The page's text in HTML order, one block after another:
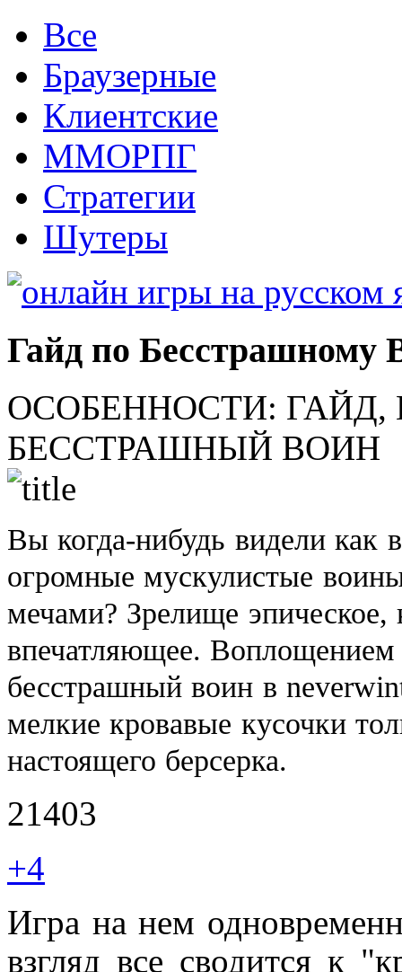
Все
Браузерные
Клиентские
ММОРПГ
Стратегии
Шутеры
Гайд по Бесстрашному
ОСОБЕННОСТИ: ГАЙД,
БЕССТРАШНЫЙ ВОИН
Вы когда-нибудь видели как
огромные мускулистые
мечами? Зрелище эпическое,
впечатляющее. Воплощением
бесстрашный воин в
мелкие кровавые кусочки
настоящего берсерка.
21403
+4
Игра на нем
взгляд все сводится к